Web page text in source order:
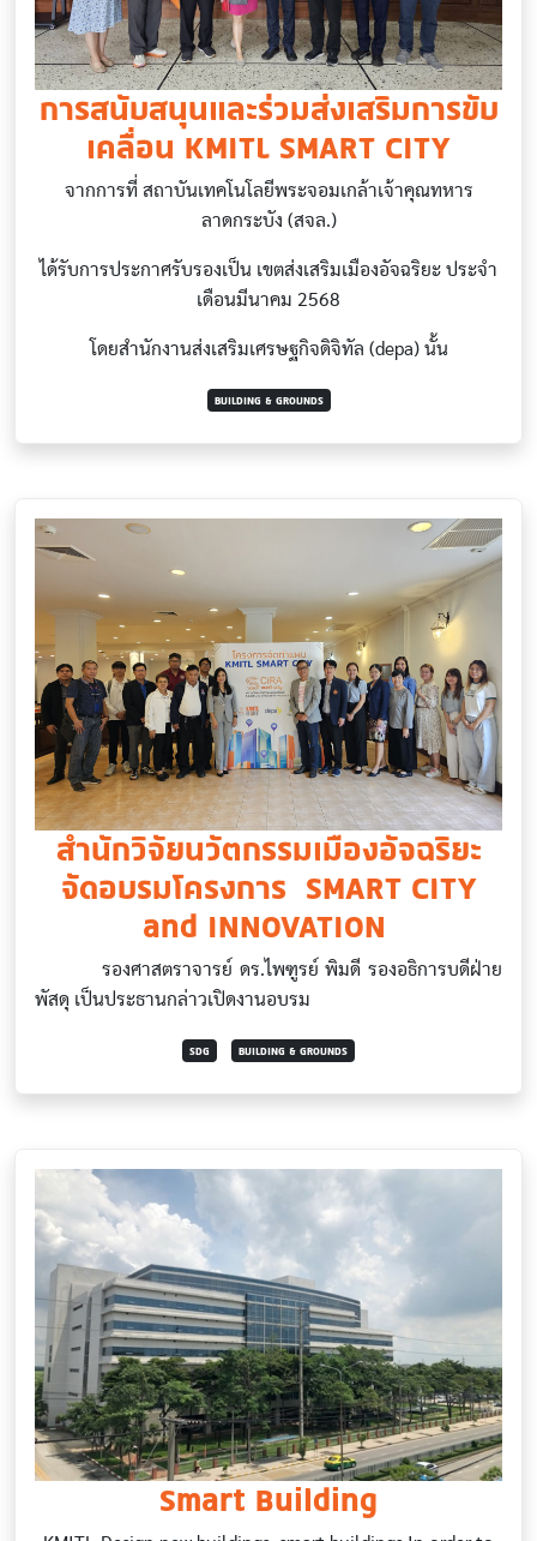
การสนับสนุนและร่วมส่งเสริมการขับ
เคลื่อน KMITL SMART CITY
จากการที่ สถาบันเทคโนโลยีพระจอมเกล้าเจ้าคุณทหาร
ลาดกระบัง (สจล.)
ได้รับการประกาศรับรองเป็น เขตส่งเสริมเมืองอัจฉริยะ ประจำ
เดือนมีนาคม 2568
โดยสำนักงานส่งเสริมเศรษฐกิจดิจิทัล (depa) นั้น
BUILDING & GROUNDS
สำนักวิจัยนวัตกรรมเมืองอัจฉริยะ
จัดอบรมโครงการ SMART CITY
and INNOVATION
รองศาสตราจารย์ ดร.ไพฑูรย์ พิมดี รองอธิการบดีฝ่าย
พัสดุ เป็นประธานกล่าวเปิดงานอบรม
SDG BUILDING & GROUNDS
Smart Building